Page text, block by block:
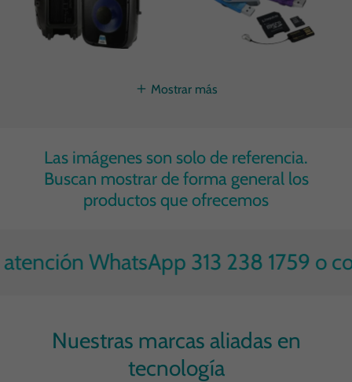
Mostrar más
Las imágenes son solo de referencia.
Buscan mostrar de forma general los
productos que ofrecemos
WhatsApp 313 238 1759 o
Nuestras marcas aliadas en
tecnología